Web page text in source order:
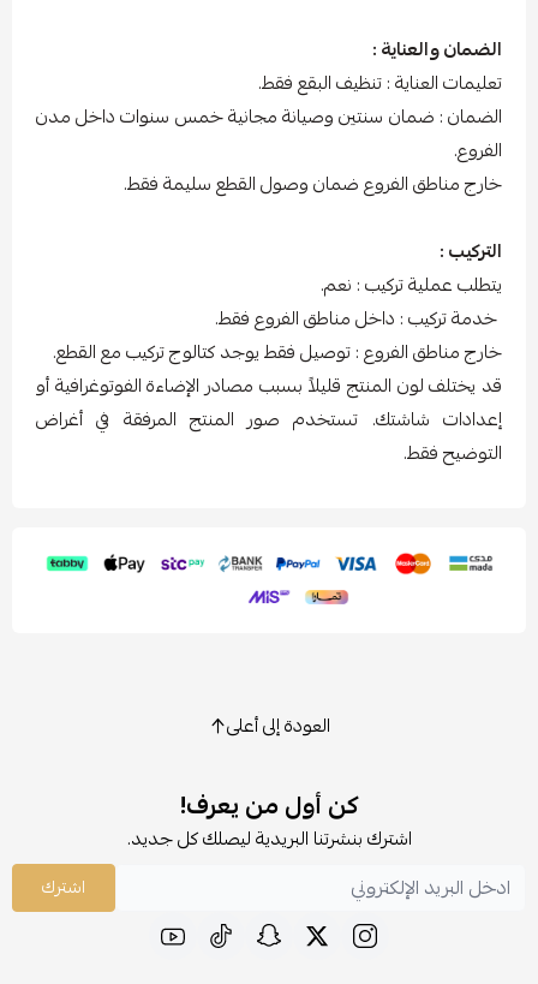
الضمان والعناية :
تعليمات العناية : تنظيف البقع فقط.
الضمان : ضمان سنتين وصيانة مجانية خمس سنوات داخل مدن
الفروع.
خارج مناطق الفروع ضمان وصول القطع سليمة فقط.
التركيب :
يتطلب عملية تركيب : نعم.
خدمة تركيب : داخل مناطق الفروع فقط.
خارج مناطق الفروع : توصيل فقط يوجد كتالوج تركيب مع القطع.
قد يختلف لون المنتج قليلاً بسبب مصادر الإضاءة الفوتوغرافية أو
إعدادات شاشتك. تستخدم صور المنتج المرفقة في أغراض
التوضيح فقط.
العودة إلى أعلى
كن أول من يعرف!
اشترك بنشرتنا البريدية ليصلك كل جديد.
اشترك